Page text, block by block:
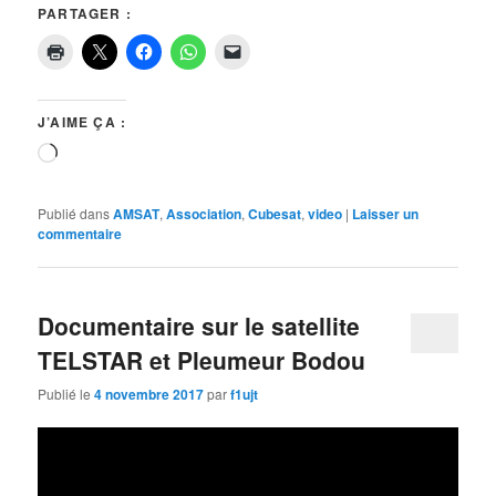
PARTAGER :
J’AIME ÇA :
Chargement…
Publié dansAMSAT,Association,Cubesat,video | Laisser un
commentaire
Documentaire sur le satellite
TELSTAR et Pleumeur Bodou
Publié le4 novembre 2017parf1ujt